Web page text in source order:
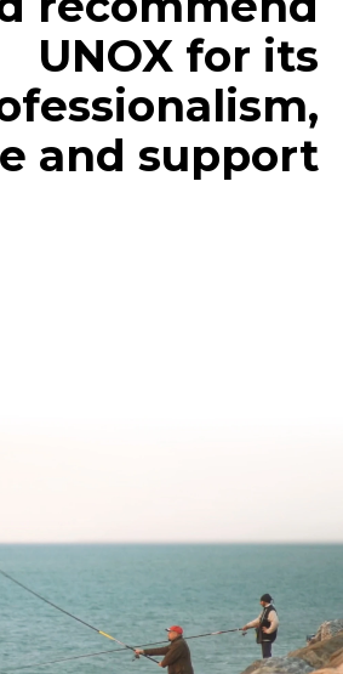
UNOX for its
and support.”